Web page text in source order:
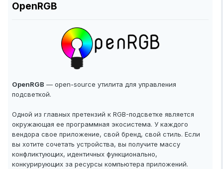
OpenRGB
OpenRGB — open-source утилита для управления
подсветкой.
Одной из главных претензий к RGB-подсветке является
окружающая ее программная экосистема. У каждого
вендора свое приложение, свой бренд, свой стиль. Если
вы хотите сочетать устройства, вы получите массу
конфликтующих, идентичных функционально,
конкурирующих за ресурсы компьютера приложений.